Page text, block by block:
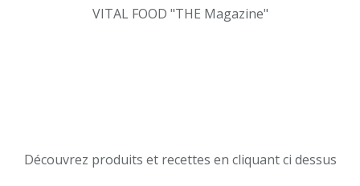
VITAL FOOD "THE Magazine"
Découvrez produits et recettes en cliquant ci dessus